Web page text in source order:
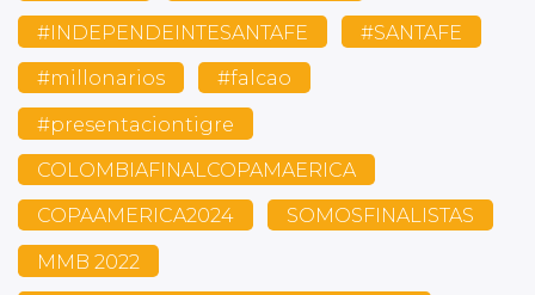
#INDEPENDEINTESANTAFE #SANTAFE
#millonarios #falcao
#presentaciontigre
COLOMBIAFINALCOPAMAERICA
COPAAMERICA2024 SOMOSFINALISTAS
MMB 2022